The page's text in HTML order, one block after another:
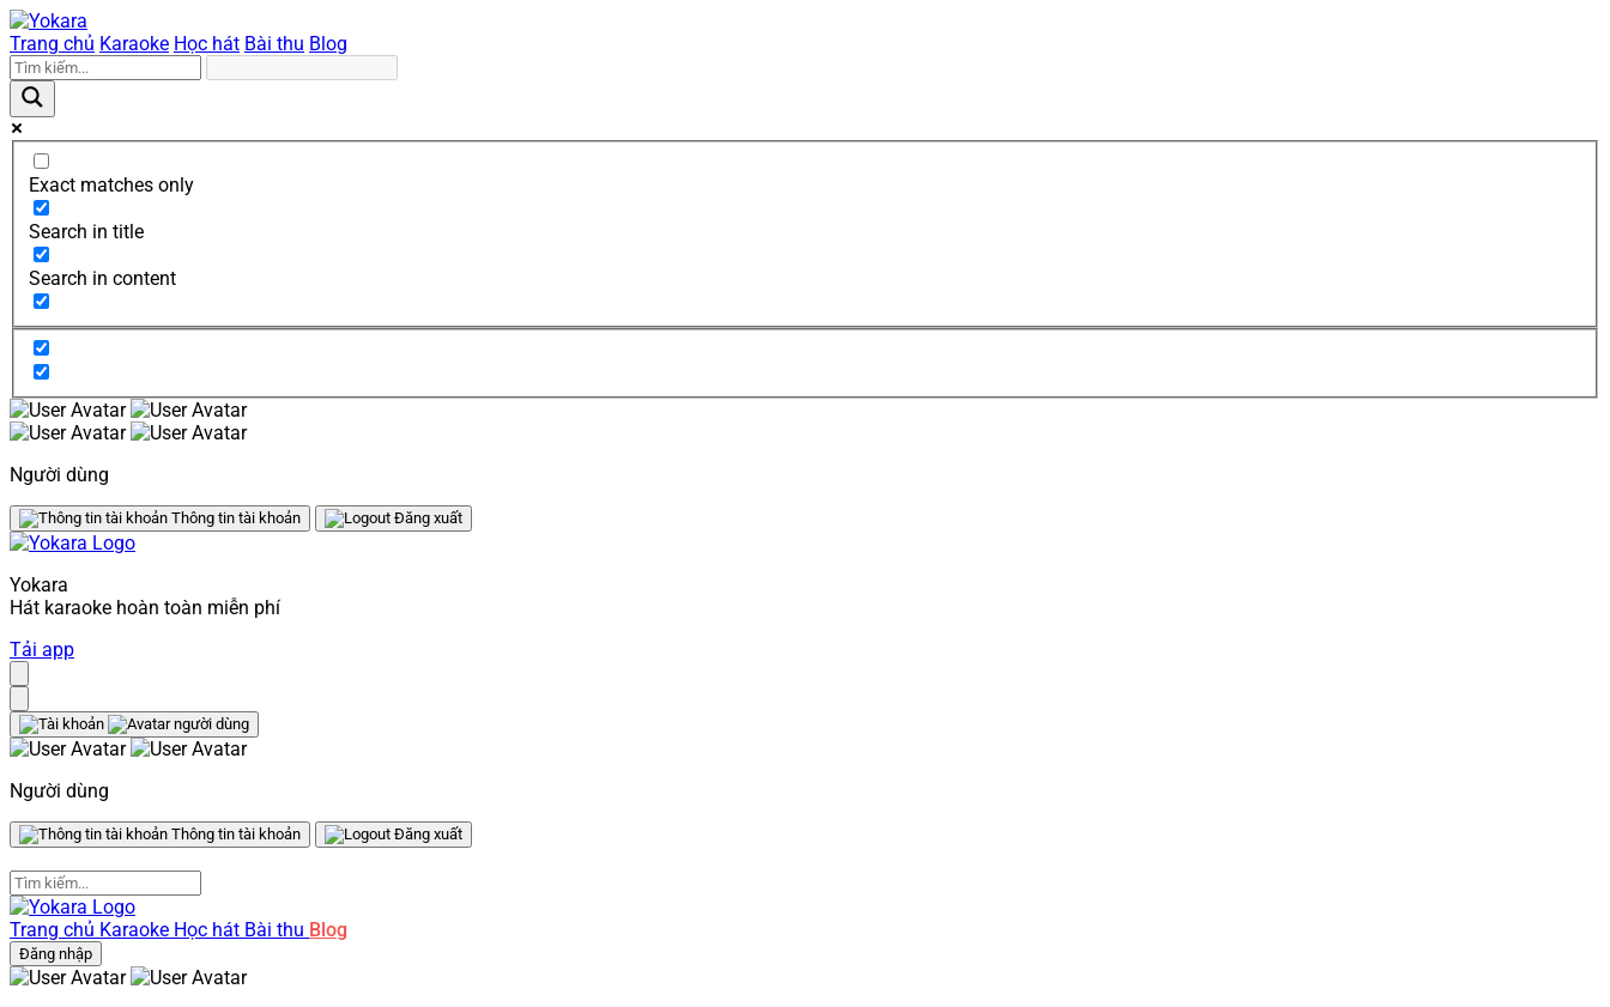
Trang chủ Karaoke Học hát Bài thu Blog
Exact matches only
Search in title
Search in content
Người dùng
Thông tin tài khoản Đăng xuất
Yokara
Hát karaoke hoàn toàn miễn phí
Tải app
Người dùng
Thông tin tài khoản Đăng xuất
Trang chủ Karaoke Học hát Bài thu Blog
Đăng nhập